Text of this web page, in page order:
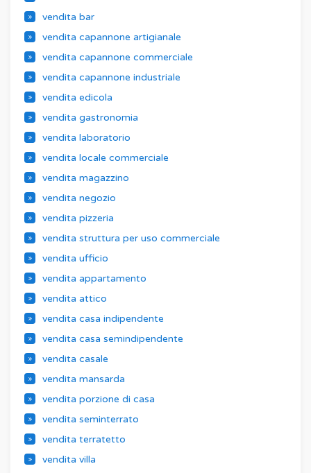
vendita bar
vendita capannone artigianale
vendita capannone commerciale
vendita capannone industriale
vendita edicola
vendita gastronomia
vendita laboratorio
vendita locale commerciale
vendita magazzino
vendita negozio
vendita pizzeria
vendita struttura per uso commerciale
vendita ufficio
vendita appartamento
vendita attico
vendita casa indipendente
vendita casa semindipendente
vendita casale
vendita mansarda
vendita porzione di casa
vendita seminterrato
vendita terratetto
vendita villa